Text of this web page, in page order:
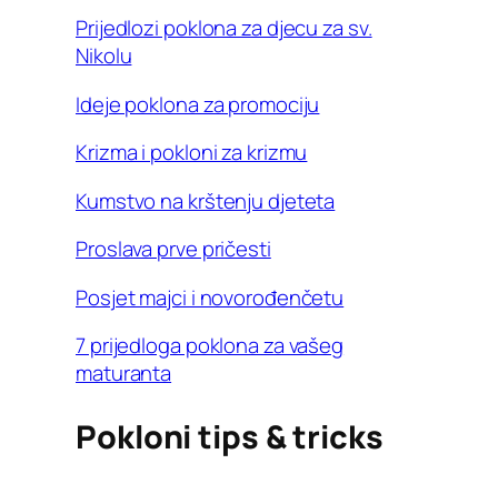
Prijedlozi poklona za djecu za sv.
Nikolu
Ideje poklona za promociju
Krizma i pokloni za krizmu
Kumstvo na krštenju djeteta
Proslava prve pričesti
Posjet majci i novorođenčetu
7 prijedloga poklona za vašeg
maturanta
Pokloni tips & tricks